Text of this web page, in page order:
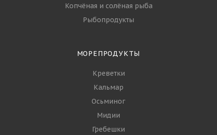
Копчёная и солёная рыба
Рыбопродукты
МОРЕПРОДУКТЫ
Креветки
Кальмар
Осьминог
Мидии
Гребешки